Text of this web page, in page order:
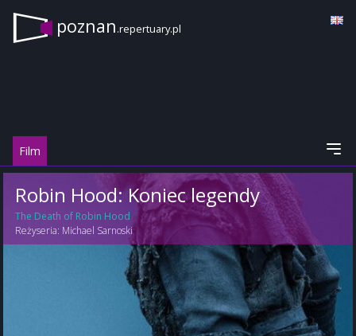
poznan.repertuary.pl
Film
Robin Hood: Koniec legendy
The Death of Robin Hood
Reżyseria: Michael Sarnoski